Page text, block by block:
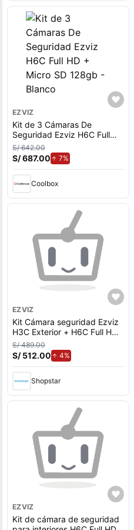
EZVIZ
Kit de 3 Cámaras De
Seguridad Ezviz H6C Full
HD + Micro SD 128gb -
Blanco
S/ 642.00
S/ 687.00 7%
Coolbox
EZVIZ
Kit Cámara seguridad Ezviz
H3C Exterior + H6C Full HD
+ Micro SD 128GB Interior
con movimiento
S/ 489.00
S/ 512.00 4%
Shopstar
EZVIZ
Kit de cámara de seguridad